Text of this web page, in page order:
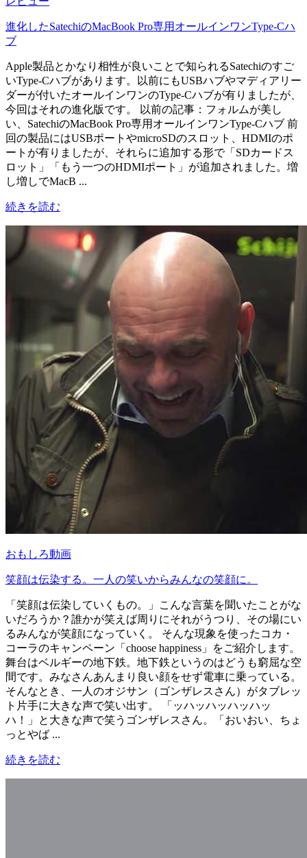
進化したSatechiのMacBook Pro専用オールインワンType-Cハ
ブ
Apple製品とかなり相性が良いことで知られるSatechiのすご
いType-Cハブがあります。以前にもUSBハブやマディアリー
ダーが付いたオールインワンのType-Cハブが有りましたが、
今回はそれの進化版です。 以前の記事：フォルムが美し
い、SatechiのMacBook Pro専用オールインワンType-Cハブ 前
回の製品にはUSBポートやmicroSDのスロット、HDMIのポ
ートが有りましたが、それらに追加する形で「SDカードス
ロット」「もう一つのHDMIポート」が追加されました。増
し増しでMacB ...
続きを読む
おもしろ動画
笑顔は伝染する。一人の笑いからみんなの笑顔に。
「笑顔は伝染していくもの。」こんな言葉を聞いたことがな
いだろうか？誰かが笑えば周りにそれがうつり、その場にい
るみんなが笑顔になっていく。 そんな現象を使ったコカ・
コーラのキャンペーン「choose happiness」をご紹介します。
舞台はベルギーの地下鉄。地下鉄というのはどうも窮屈な空
間です。みなさんあんまり良い顔をせず電車に乗っている。
そんなとき、一人のオジサン（ゴンザレスさん）がタブレッ
ト片手に大きな声で笑い出す。 「ッハッハッハッハッ
ハ！」と大きな声で笑うゴンザレスさん。「おいおい、ちょ
っとやば ...
続きを読む